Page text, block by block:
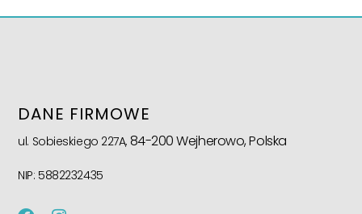
DANE FIRMOWE
ul. Sobieskiego 227A, 84-200 Wejherowo, Polska
NIP: 5882232435